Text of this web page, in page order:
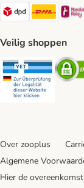
Dpd Shipping
DHL
Veilig shoppen
Security
Over zooplus
Algemene
Hier de